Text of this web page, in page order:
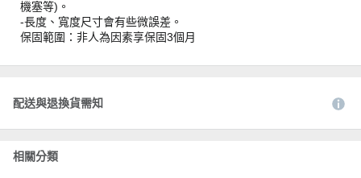
機塞等)。
-長度、寬度尺寸會有些微誤差。
保固範圍：非人為因素享保固3個月
配送與退換貨需知
相關分類